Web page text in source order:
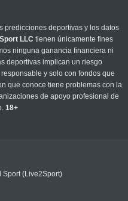
predicciones deportivas y los datos
LLC tienen únicamente fines
ninguna ganancia financiera ni
deportivas implican un riesgo
y solo con fondos que
que conoce tiene problemas con la
de apoyo profesional de
18+
Sport (Live2Sport)